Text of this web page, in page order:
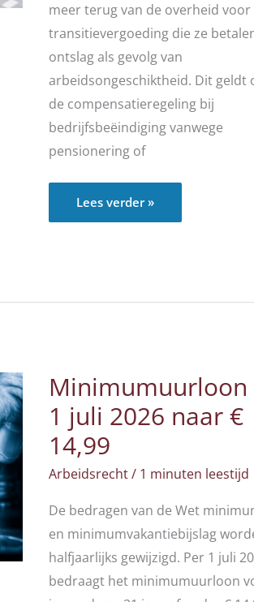
meer terug van de overheid voor
transitievergoeding die ze
ontslag als gevolg van
arbeidsongeschiktheid. Dit geldt
de compensatieregeling bij
bedrijfsbeëindiging vanwege
pensionering of
Compensatieregelingen
verdwijnen
Lees verder »
Minimumuurloon
1 juli 2026 naar €
14,99
Arbeidsrecht/ 1 minuten leestijd
De bedragen van de Wet
en minimumvakantiebijslag
halfjaarlijks gewijzigd. Per 1 juli
bedraagt het minimumuurloon